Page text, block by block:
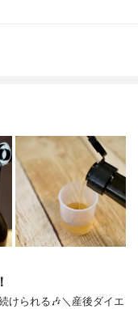
けられる🎶＼産後ダイエ